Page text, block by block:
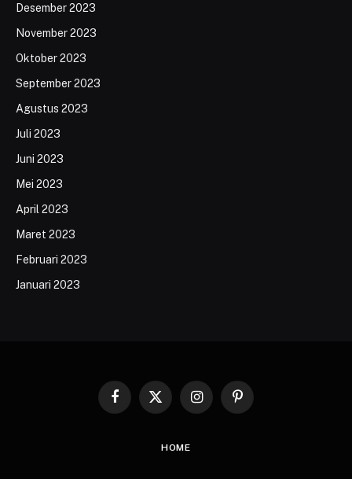
Desember 2023
November 2023
Oktober 2023
September 2023
Agustus 2023
Juli 2023
Juni 2023
Mei 2023
April 2023
Maret 2023
Februari 2023
Januari 2023
Facebook
X
InstagramPinterest
HOME